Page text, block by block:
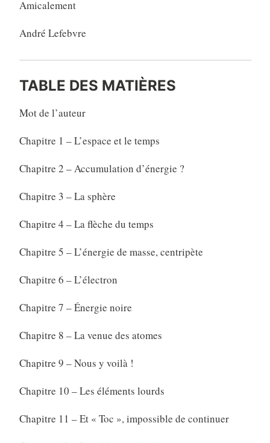
Amicalement
André Lefebvre
TABLE DES MATIÈRES
Mot de l’auteur
Chapitre 1 – L’espace et le temps
Chapitre 2 – Accumulation d’énergie ?
Chapitre 3 – La sphère
Chapitre 4 – La flèche du temps
Chapitre 5 – L’énergie de masse, centripète
Chapitre 6 – L’électron
Chapitre 7 – Énergie noire
Chapitre 8 – La venue des atomes
Chapitre 9 – Nous y voilà !
Chapitre 10 – Les éléments lourds
Chapitre 11 – Et « Toc », impossible de continuer